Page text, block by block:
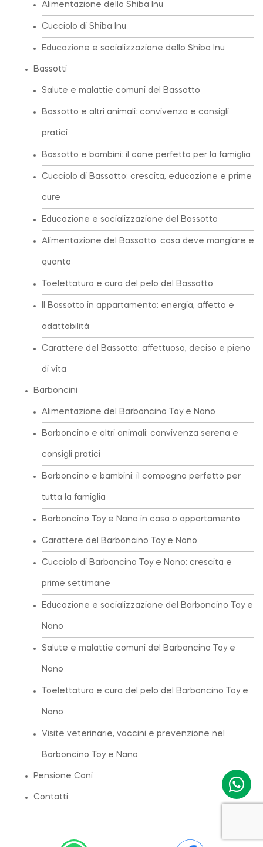
Alimentazione dello Shiba Inu
Cucciolo di Shiba Inu
Educazione e socializzazione dello Shiba Inu
Bassotti
Salute e malattie comuni del Bassotto
Bassotto e altri animali: convivenza e consigli
pratici
Bassotto e bambini: il cane perfetto per la famiglia
Cucciolo di Bassotto: crescita, educazione e prime
cure
Educazione e socializzazione del Bassotto
Alimentazione del Bassotto: cosa deve mangiare e
quanto
Toelettatura e cura del pelo del Bassotto
Il Bassotto in appartamento: energia, affetto e
adattabilità
Carattere del Bassotto: affettuoso, deciso e pieno
di vita
Barboncini
Alimentazione del Barboncino Toy e Nano
Barboncino e altri animali: convivenza serena e
consigli pratici
Barboncino e bambini: il compagno perfetto per
tutta la famiglia
Barboncino Toy e Nano in casa o appartamento
Carattere del Barboncino Toy e Nano
Cucciolo di Barboncino Toy e Nano: crescita e
prime settimane
Educazione e socializzazione del Barboncino Toy e
Nano
Salute e malattie comuni del Barboncino Toy e
Nano
Toelettatura e cura del pelo del Barboncino Toy e
Nano
Visite veterinarie, vaccini e prevenzione nel
Barboncino Toy e Nano
Pensione Cani
Contatti